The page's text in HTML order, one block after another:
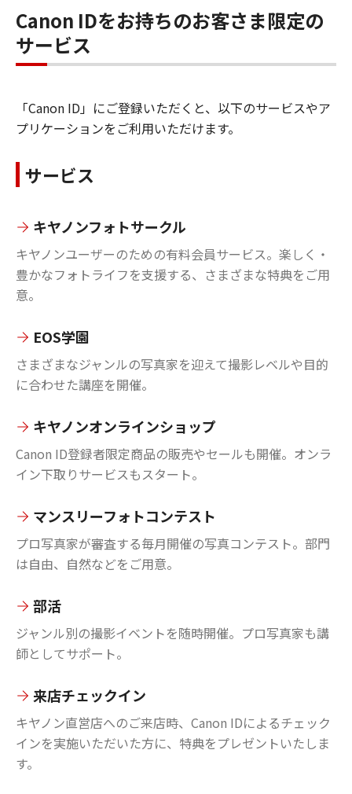
Canon IDをお持ちのお客さま限定の
サービス
「Canon ID」にご登録いただくと、以下のサービスやア
プリケーションをご利用いただけます。
サービス
キヤノンフォトサークル
キヤノンユーザーのための有料会員サービス。楽しく・
豊かなフォトライフを支援する、さまざまな特典をご用
意。
EOS学園
さまざまなジャンルの写真家を迎えて撮影レベルや目的
に合わせた講座を開催。
キヤノンオンラインショップ
Canon ID登録者限定商品の販売やセールも開催。オンラ
イン下取りサービスもスタート。
マンスリーフォトコンテスト
プロ写真家が審査する毎月開催の写真コンテスト。部門
は自由、自然などをご用意。
部活
ジャンル別の撮影イベントを随時開催。プロ写真家も講
師としてサポート。
来店チェックイン
キヤノン直営店へのご来店時、Canon IDによるチェック
インを実施いただいた方に、特典をプレゼントいたしま
す。